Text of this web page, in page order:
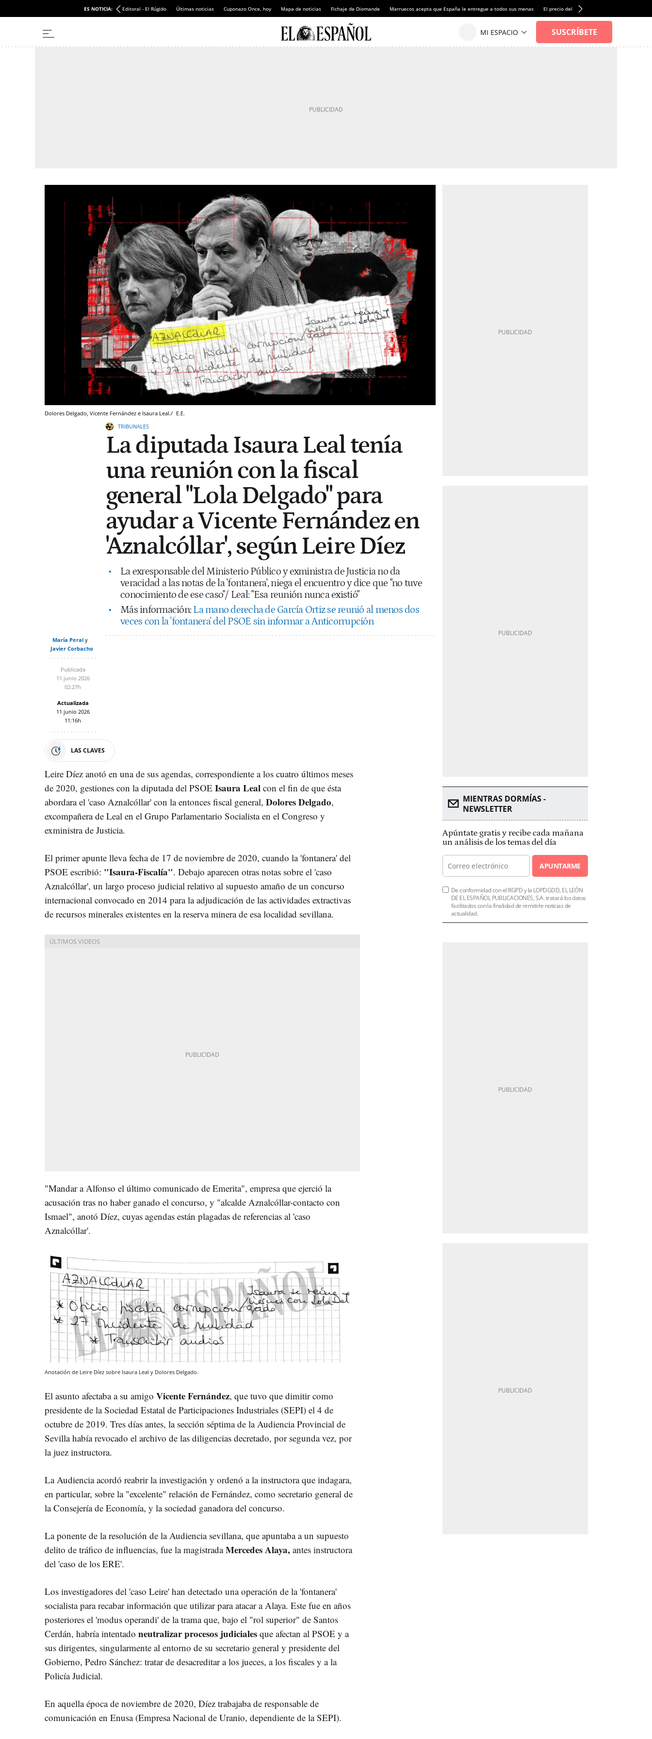
ES NOTICIA: Editoral - El Rúgido Últimas noticias Cuponazo Once, hoy Mapa de noticias Fichaje de Diomande Marruecos acepta que España le entregue a todos sus menas El precio del alquiler de vivienda baja por
Dolores Delgado, Vicente Fernández e Isaura Leal./ E.E.
TRIBUNALES
La diputada Isaura Leal tenía
una reunión con la fiscal
general "Lola Delgado" para
ayudar a Vicente Fernández en
'Aznalcóllar', según Leire Díez
La exresponsable del Ministerio Público y exministra de Justicia no da
veracidad a las notas de la 'fontanera', niega el encuentro y dice que "no tuve
conocimiento de ese caso"/ Leal: "Esa reunión nunca existió"
Más información: La mano derecha de García Ortiz se reunió al menos dos
veces con la 'fontanera' del PSOE sin informar a Anticorrupción
María Peral
Javier Corbacho
Publicada
11 junio 2026
02:27h
Actualizada
11 junio 2026
11:16h
LAS CLAVES
Leire Díez anotó en una de sus agendas, correspondiente a los cuatro últimos meses
de 2020, gestiones con la diputada del PSOE Isaura Leal con el fin de que ésta
abordara el 'caso Aznalcóllar' con la entonces fiscal general, Dolores Delgado,
excompañera de Leal en el Grupo Parlamentario Socialista en el Congreso y
exministra de Justicia.
El primer apunte lleva fecha de 17 de noviembre de 2020, cuando la 'fontanera' del
PSOE escribió: "Isaura-Fiscalía". Debajo aparecen otras notas sobre el 'caso
Aznalcóllar', un largo proceso judicial relativo al supuesto amaño de un concurso
internacional convocado en 2014 para la adjudicación de las actividades extractivas
de recursos minerales existentes en la reserva minera de esa localidad sevillana.
"Mandar a Alfonso el último comunicado de Emerita", empresa que ejerció la
acusación tras no haber ganado el concurso, y "alcalde Aznalcóllar-contacto con
Ismael", anotó Díez, cuyas agendas están plagadas de referencias al 'caso
Aznalcóllar'.
Anotación de Leire Díez sobre Isaura Leal y Dolores Delgado.
El asunto afectaba a su amigo Vicente Fernández, que tuvo que dimitir como
presidente de la Sociedad Estatal de Participaciones Industriales (SEPI) el 4 de
octubre de 2019. Tres días antes, la sección séptima de la Audiencia Provincial de
Sevilla había revocado el archivo de las diligencias decretado, por segunda vez, por
la juez instructora.
La Audiencia acordó reabrir la investigación y ordenó a la instructora que indagara,
en particular, sobre la "excelente" relación de Fernández, como secretario general de
la Consejería de Economía, y la sociedad ganadora del concurso.
La ponente de la resolución de la Audiencia sevillana, que apuntaba a un supuesto
delito de tráfico de influencias, fue la magistradaMercedes Alaya, antes instructora
del 'caso de los ERE'.
Los investigadores del 'caso Leire' han detectado una operación de la 'fontanera'
socialista para recabar información que utilizar para atacar a Alaya. Este fue en años
posteriores el 'modus operandi' de la trama que, bajo el "rol superior" de Santos
Cerdán, habría intentado neutralizar procesos judiciales que afectan al PSOE y a
sus dirigentes, singularmente al entorno de su secretario general y presidente del
Gobierno, Pedro Sánchez: tratar de desacreditar a los jueces, a los fiscales y a la
Policía Judicial.
En aquella época de noviembre de 2020, Díez trabajaba de responsable de
comunicación en Enusa (Empresa Nacional de Uranio, dependiente de la SEPI).
MIENTRAS DORMÍAS -
NEWSLETTER
Apúntate gratis y recibe cada mañana
un análisis de los temas del día
APUNTARME
De conformidad con el RGPD y la LOPDGDD, EL LEÓN
DE EL ESPAÑOL PUBLICACIONES, S.A. tratará los datos
facilitados con la finalidad de remitirle noticias de
actualidad.